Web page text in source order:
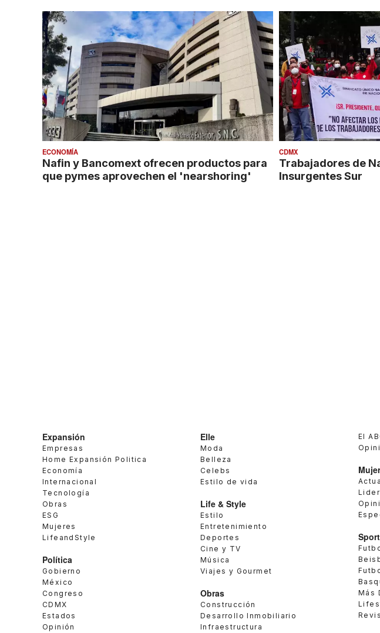
ECONOMÍA
Nafin y Bancomext ofrecen productos para
que pymes aprovechen el 'nearshoring'
CDMX
Trabajadores de
Insurgentes Sur
Expansión
Empresas
Home Expansión Politica
Economía
Internacional
Tecnología
Obras
ESG
Mujeres
LifeandStyle
Política
Gobierno
México
Congreso
CDMX
Estados
Opinión
Elle
Moda
Belleza
Celebs
Estilo de vida
Life & Style
Estilo
Entretenimiento
Deportes
Cine y TV
Música
Viajes y Gourmet
Obras
Construcción
Desarrollo Inmobiliario
Infraestructura
El
Más